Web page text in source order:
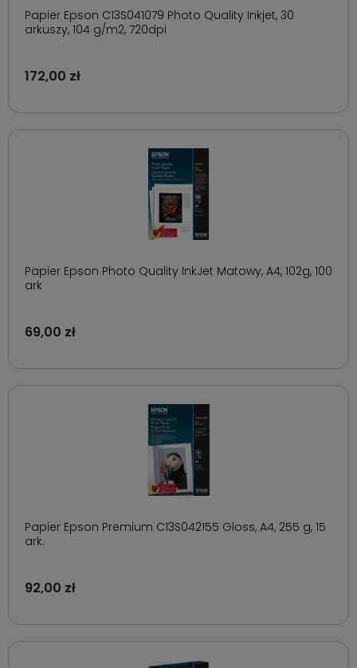
Papier Epson C13S041079 Photo Quality Inkjet, 30
arkuszy, 104 g/m2, 720dpi
172,00 zł
Papier Epson Photo Quality InkJet Matowy, A4, 102g, 100
ark
69,00 zł
Papier Epson Premium C13S042155 Gloss, A4, 255 g, 15
ark.
92,00 zł